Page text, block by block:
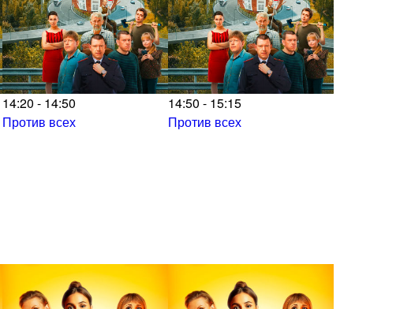
14:20 - 14:50
Против всех
14:50 - 15:15
Против всех